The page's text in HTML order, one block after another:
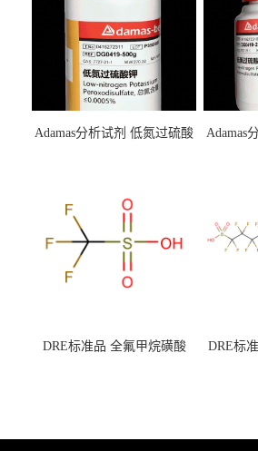
Adamas分析试剂 低氮过硫酸
（泰坦现货供应）
Adamas
DRE标准品 全氟甲烷磺酸
DRE标